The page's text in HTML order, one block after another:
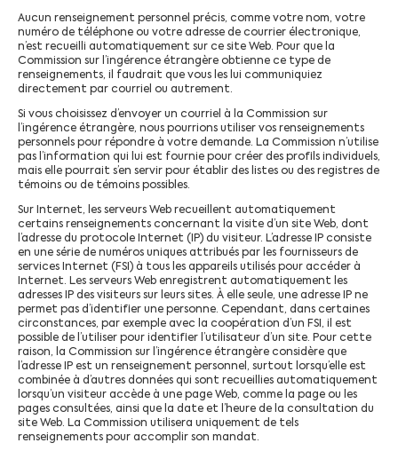
Aucun renseignement personnel précis, comme votre nom, votre
numéro de téléphone ou votre adresse de courrier électronique,
n’est recueilli automatiquement sur ce site Web. Pour que la
Commission sur l’ingérence étrangère obtienne ce type de
renseignements, il faudrait que vous les lui communiquiez
directement par courriel ou autrement.
Si vous choisissez d’envoyer un courriel à la Commission sur
l’ingérence étrangère, nous pourrions utiliser vos renseignements
personnels pour répondre à votre demande. La Commission n’utilise
pas l’information qui lui est fournie pour créer des profils individuels,
mais elle pourrait s’en servir pour établir des listes ou des registres de
témoins ou de témoins possibles.
Sur Internet, les serveurs Web recueillent automatiquement
certains renseignements concernant la visite d’un site Web, dont
l’adresse du protocole Internet (IP) du visiteur. L’adresse IP consiste
en une série de numéros uniques attribués par les fournisseurs de
services Internet (FSI) à tous les appareils utilisés pour accéder à
Internet. Les serveurs Web enregistrent automatiquement les
adresses IP des visiteurs sur leurs sites. À elle seule, une adresse IP ne
permet pas d’identifier une personne. Cependant, dans certaines
circonstances, par exemple avec la coopération d’un FSI, il est
possible de l’utiliser pour identifier l’utilisateur d’un site. Pour cette
raison, la Commission sur l’ingérence étrangère considère que
l’adresse IP est un renseignement personnel, surtout lorsqu’elle est
combinée à d’autres données qui sont recueillies automatiquement
lorsqu’un visiteur accède à une page Web, comme la page ou les
pages consultées, ainsi que la date et l’heure de la consultation du
site Web. La Commission utilisera uniquement de tels
renseignements pour accomplir son mandat.